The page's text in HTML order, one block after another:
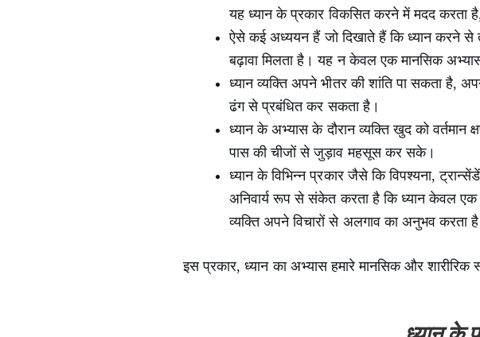
यह ध्यान के प्रकार विकसित करने में मदद करता
ऐसे कई अध्ययन हैं जो दिखाते हैं कि ध्यान करने से
बढ़ावा मिलता है। यह न केवल एक मानसिक
ध्यान व्यक्ति अपने भीतर की शांति पा सकता है,
ढंग से प्रबंधित कर सकता है।
ध्यान के अभ्यास के दौरान व्यक्ति खुद को
पास की चीजों से जुड़ाव महसूस कर सके।
ध्यान के विभिन्न प्रकार जैसे कि विपश्यना,
अनिवार्य रूप से संकेत करता है कि ध्यान केवल
व्यक्ति अपने विचारों से अलगाव का अनुभव
इस प्रकार, ध्यान का अभ्यास हमारे मानसिक और